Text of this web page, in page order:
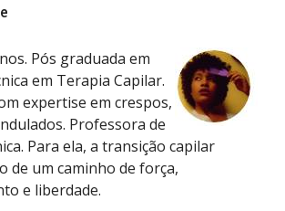
Pós graduada em
em Terapia Capilar.
expertise em crespos,
Professora de
Para ela, a transição capilar
de um caminho de força,
e liberdade.